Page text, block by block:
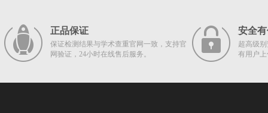
正品保证
保证检测结果与学术查重官网一致，支持官
网验证，24小时在线售后服务。
安全
超高级
有用户